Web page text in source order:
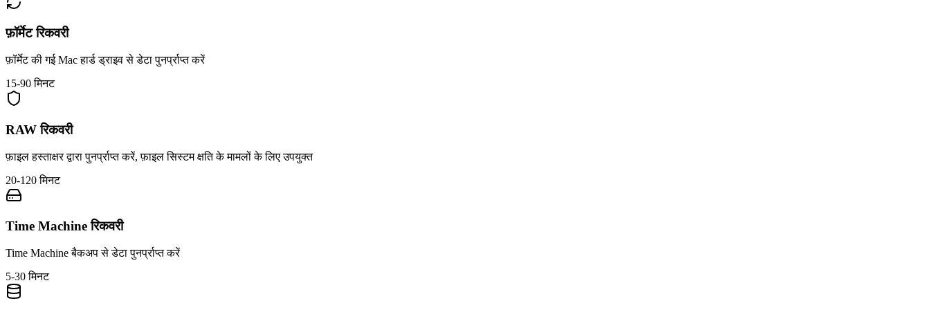
फ़ॉर्मेट रिकवरी
फ़ॉर्मेट की गई Mac हार्ड ड्राइव से डेटा पुनर्प्राप्त करें
15-90 मिनट
RAW रिकवरी
फ़ाइल हस्ताक्षर द्वारा पुनर्प्राप्त करें, फ़ाइल सिस्टम क्षति के मामलों के लिए उपयुक्त
20-120 मिनट
Time Machine रिकवरी
Time Machine बैकअप से डेटा पुनर्प्राप्त करें
5-30 मिनट